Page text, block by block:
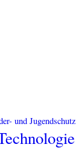
und Jugendschutz